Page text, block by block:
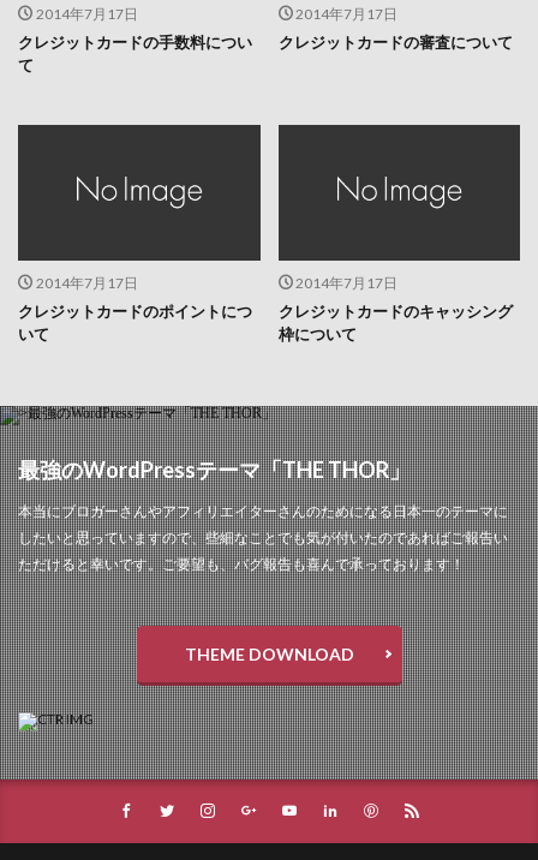
2014年7月17日
クレジットカードの手数料につい
て
2014年7月17日
クレジットカードの審査について
2014年7月17日
クレジットカードのポイントにつ
いて
2014年7月17日
クレジットカードのキャッシング
枠について
最強のWordPressテーマ「THE THOR」
本当にブロガーさんやアフィリエイターさんのためになる日本一のテーマに
したいと思っていますので、些細なことでも気が付いたのであればご報告い
ただけると幸いです。ご要望も、バグ報告も喜んで承っております！
THEME DOWNLOAD